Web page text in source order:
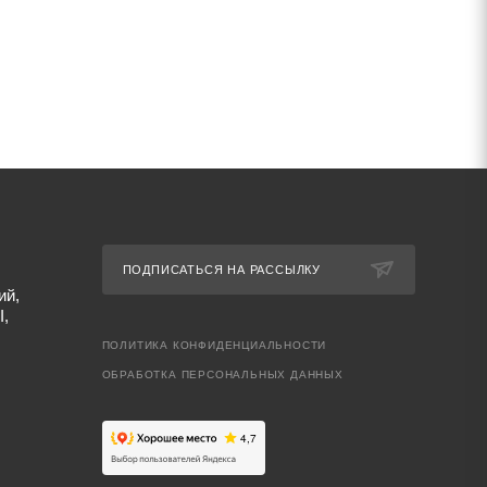
ПОДПИСАТЬСЯ НА РАССЫЛКУ
ПОЛИТИКА КОНФИДЕНЦИАЛЬНОСТИ
ОБРАБОТКА ПЕРСОНАЛЬНЫХ ДАННЫХ